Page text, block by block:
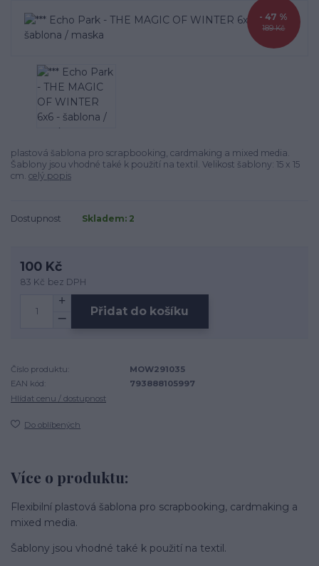
189 Kč
- 47 %
plastová šablona pro scrapbooking, cardmaking a mixed media.
Šablony jsou vhodné také k použití na textil. Velikost šablony: 15 x 15
cm. celý popis
Dostupnost Skladem: 2
100 Kč
83 Kč bez DPH
Přidat do košíku
Číslo produktu:
MOW291035
EAN kód:
793888105997
Hlídat cenu / dostupnost
Do oblíbených
Více o produktu:
Flexibilní plastová šablona pro scrapbooking, cardmaking a
mixed media.
Šablony jsou vhodné také k použití na textil.